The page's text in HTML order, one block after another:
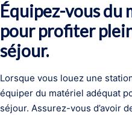
Équipez-vous du
pour profiter
séjour.
Lorsque vous louez une
équiper du matériel adéquat
séjour. Assurez-vous d’avoir